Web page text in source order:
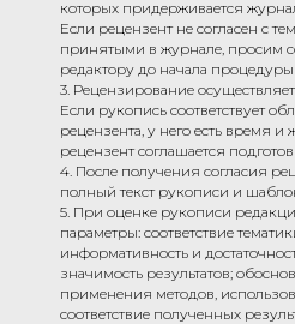
которых придерживается
Если рецензент не согласен с
принятыми в журнале, просим
редактору до начала
3. Рецензирование
Если рукопись соответствует
рецензента, у него есть время и
рецензент соглашается
4. После получения согласия
полный текст рукописи и
5. При оценке рукописи
параметры: соответствие
информативность и
значимость результатов;
применения методов,
соответствие полученных